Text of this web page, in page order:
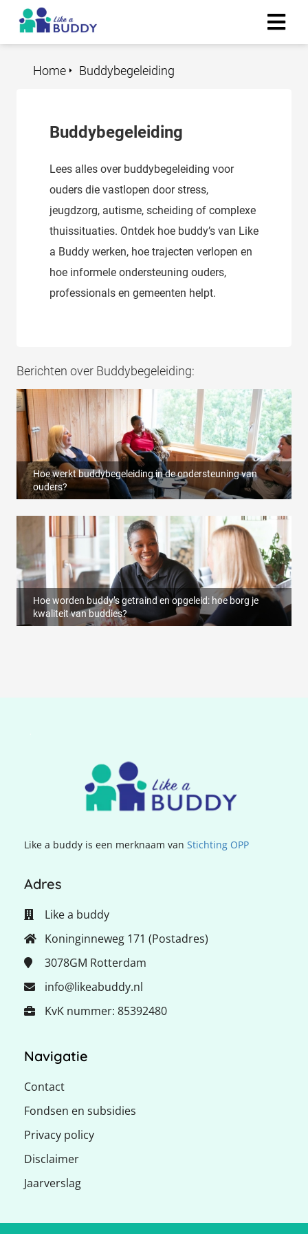
Buddybegeleiding
Home
Buddybegeleiding
Lees alles over buddybegeleiding voor
ouders die vastlopen door stress,
jeugdzorg, autisme, scheiding of complexe
thuissituaties. Ontdek hoe buddy’s van Like
a Buddy werken, hoe trajecten verlopen en
hoe informele ondersteuning ouders,
professionals en gemeenten helpt.
Berichten over Buddybegeleiding:
Hoe werkt buddybegeleiding in de ondersteuning van
ouders?
Hoe worden buddy’s getraind en opgeleid: hoe borg je
kwaliteit van buddies?
Like a buddy is een merknaam van Stichting OPP
Adres
Like a buddy
Koninginneweg 171 (Postadres)
3078GM Rotterdam
info@likeabuddy.nl
KvK nummer: 85392480
Navigatie
Contact
Fondsen en subsidies
Privacy policy
Disclaimer
Jaarverslag